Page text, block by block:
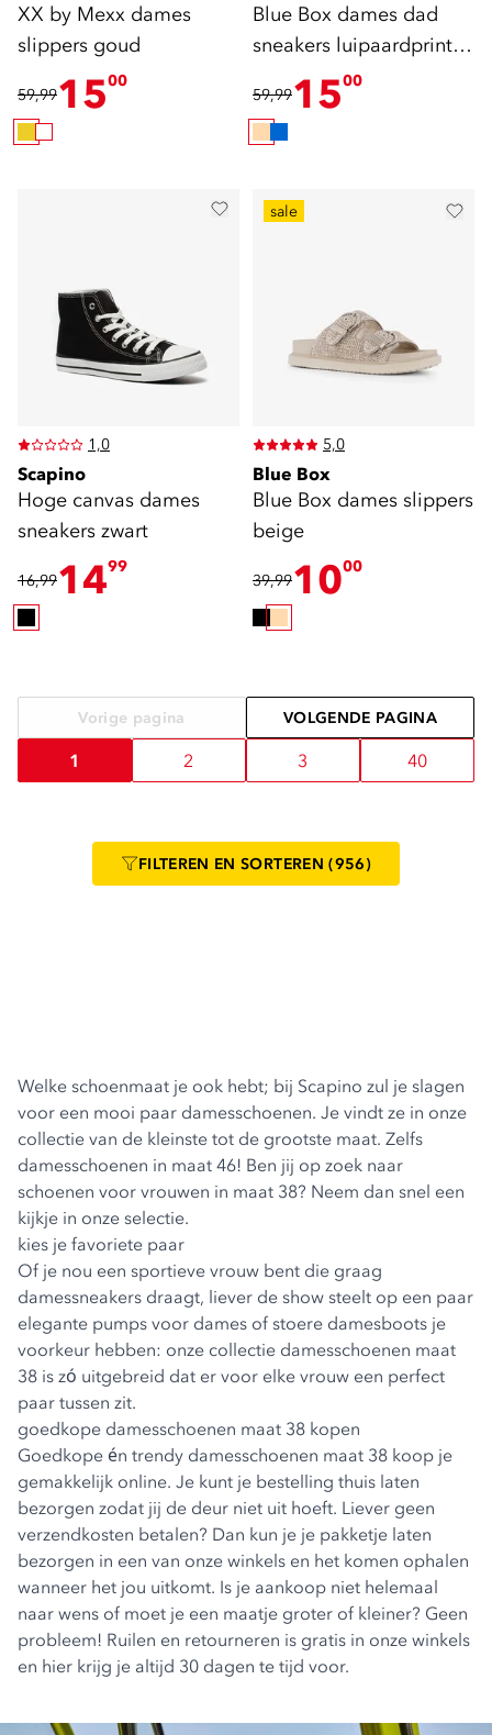
XX by Mexx dames
slippers goud
59,991500
Blue Box dames dad
sneakers luipaardprint
beige
59,991500
1,0
Scapino
Hoge canvas dames
sneakers zwart
16,991499
sale
5,0
Blue Box
Blue Box dames slippers
beige
39,991000
Vorige pagina VOLGENDE PAGINA
1 2 3 40
FILTEREN EN SORTEREN (956)
Welke schoenmaat je ook hebt; bij Scapino zul je slagen
voor een mooi paar damesschoenen. Je vindt ze in onze
collectie van de kleinste tot de grootste maat. Zelfs
damesschoenen in maat 46! Ben jij op zoek naar
schoenen voor vrouwen in maat 38? Neem dan snel een
kijkje in onze selectie.
kies je favoriete paar
Of je nou een sportieve vrouw bent die graag
damessneakers draagt, liever de show steelt op een paar
elegante pumps voor dames of stoere damesboots je
voorkeur hebben: onze collectie damesschoenen maat
38 is zó uitgebreid dat er voor elke vrouw een perfect
paar tussen zit.
goedkope damesschoenen maat 38 kopen
Goedkope én trendy damesschoenen maat 38 koop je
gemakkelijk online. Je kunt je bestelling thuis laten
bezorgen zodat jij de deur niet uit hoeft. Liever geen
verzendkosten betalen? Dan kun je je pakketje laten
bezorgen in een van onze winkels en het komen ophalen
wanneer het jou uitkomt. Is je aankoop niet helemaal
naar wens of moet je een maatje groter of kleiner? Geen
probleem! Ruilen en retourneren is gratis in onze winkels
en hier krijg je altijd 30 dagen te tijd voor.